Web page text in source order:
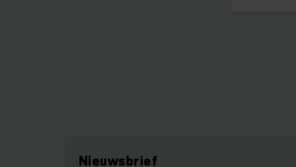
Nieuwsbrief